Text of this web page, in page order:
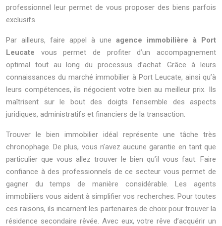
professionnel leur permet de vous proposer des biens parfois
exclusifs.
Par ailleurs, faire appel à une agence immobilière à Port
Leucate vous permet de profiter d’un accompagnement
optimal tout au long du processus d’achat. Grâce à leurs
connaissances du marché immobilier à Port Leucate, ainsi qu’à
leurs compétences, ils négocient votre bien au meilleur prix. Ils
maîtrisent sur le bout des doigts l’ensemble des aspects
juridiques, administratifs et financiers de la transaction.
Trouver le bien immobilier idéal représente une tâche très
chronophage. De plus, vous n’avez aucune garantie en tant que
particulier que vous allez trouver le bien qu’il vous faut. Faire
confiance à des professionnels de ce secteur vous permet de
gagner du temps de manière considérable. Les agents
immobiliers vous aident à simplifier vos recherches. Pour toutes
ces raisons, ils incarnent les partenaires de choix pour trouver la
résidence secondaire rêvée. Avec eux, votre rêve d’acquérir un